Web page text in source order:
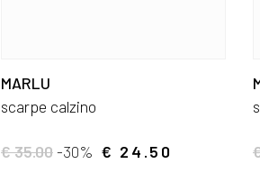
MARLU
scarpe calzino
€ 35.00-30% € 24.50